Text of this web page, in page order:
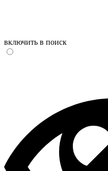
включить в поиск